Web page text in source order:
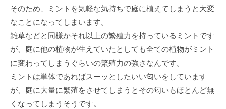
そのため、ミントを気軽な気持ちで庭に植えてしまうと大変
なことになってしまいます。
雑草などと同様かそれ以上の繁殖力を持っているミントです
が、庭に他の植物が生えていたとしても全ての植物がミント
に変わってしまうぐらいの繁殖力の強さなんです。
ミントは単体であればスーッとしたいい匂いをしています
が、庭に大量に繁殖をさせてしまうとその匂いもほとんど無
くなってしまうそうです。